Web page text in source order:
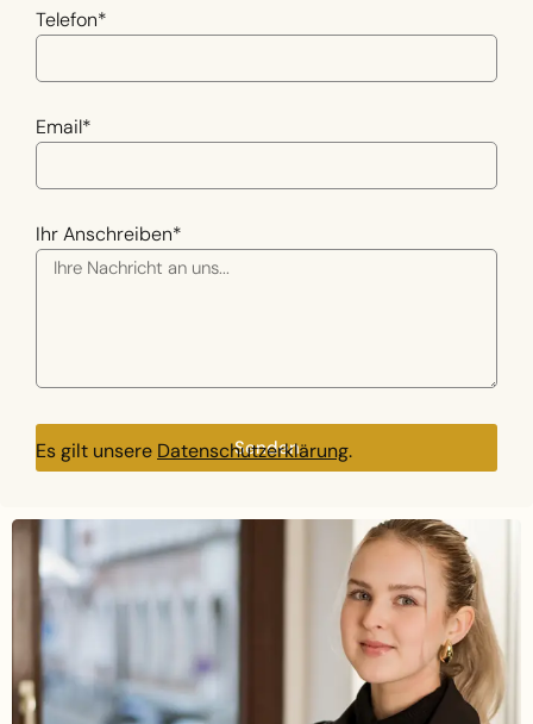
Telefon*
Email*
Ihr Anschreiben*
Senden
Es gilt unsere Datenschutzerklärung.